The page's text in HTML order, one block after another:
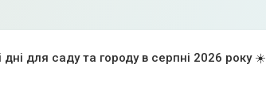
дні для саду та городу в серпні 2026 року ☀️